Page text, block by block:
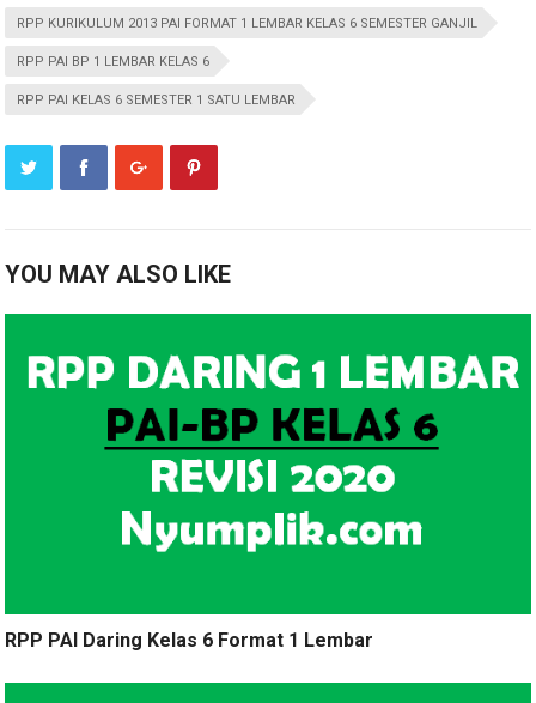
RPP KURIKULUM 2013 PAI FORMAT 1 LEMBAR KELAS 6 SEMESTER GANJIL
RPP PAI BP 1 LEMBAR KELAS 6
RPP PAI KELAS 6 SEMESTER 1 SATU LEMBAR
YOU MAY ALSO LIKE
RPP PAI Daring Kelas 6 Format 1 Lembar